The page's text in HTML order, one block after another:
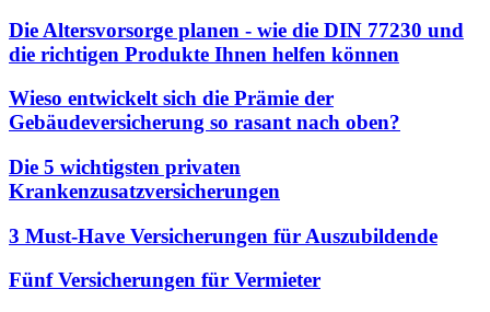
Die Altersvorsorge planen - wie die DIN 77230 und
die richtigen Produkte Ihnen helfen können
Wieso entwickelt sich die Prämie der
Gebäudeversicherung so rasant nach oben?
Die 5 wichtigsten privaten
Krankenzusatzversicherungen
3 Must-Have Versicherungen für Auszubildende
Fünf Versicherungen für Vermieter